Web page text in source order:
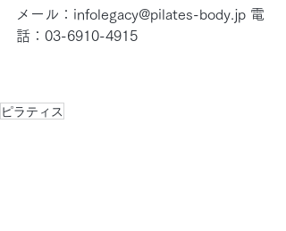
メール：infolegacy@pilates-body.jp 電
話：03-6910-4915
ピラティス